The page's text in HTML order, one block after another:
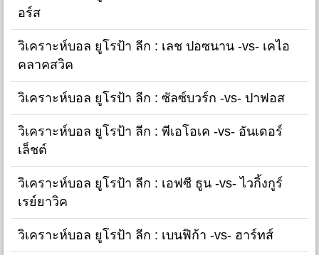
อร์ส
วิเคราะห์บอล ยูโรป้า ลีก : เลช ปอซนาน -vs- เคไอ
คลาคสวิค
วิเคราะห์บอล ยูโรป้า ลีก : ซัลซ์บวร์ก -vs- ปาฟอส
วิเคราะห์บอล ยูโรป้า ลีก : พีเอโอเค -vs- อันเดอร์
เล็ชต์
วิเคราะห์บอล ยูโรป้า ลีก : เอฟซี ธูน -vs- ไวกิ้งกูร์
เรย์ยาวิค
วิเคราะห์บอล ยูโรป้า ลีก : เบนฟิก้า -vs- ฮาร์ทส์